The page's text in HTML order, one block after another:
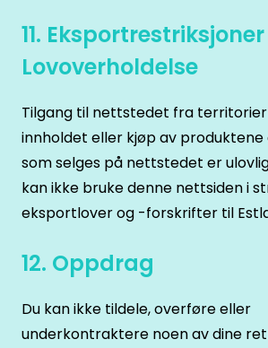
11.
Lovoverholdelse
Tilgang til nettstedet fra
innholdet eller kjøp av
som selges på nettstedet er
kan ikke bruke denne nettsiden i
eksportlover og -forskrifter til
12. Oppdrag
Du kan ikke tildele, overføre eller
underkontraktere noen av dine